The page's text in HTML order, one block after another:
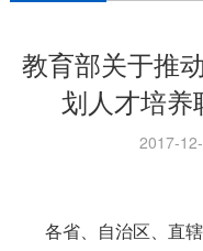
教育部关于推
划人才培养
2017-
各省、自治区、直